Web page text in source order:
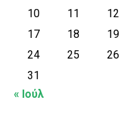
10
11 12
17
18 19
24
25 26
31
« Ιούλ